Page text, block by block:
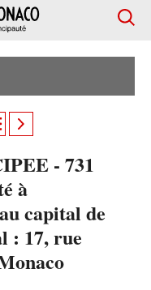
- 731
à
capital de
: 17, rue